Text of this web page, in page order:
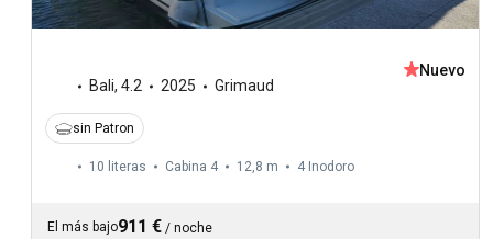
Bali, 4.2 2025 Grimaud
Nuevo
sin Patron
10 literas Cabina 4 12,8 m 4 Inodoro
El más bajo911 € / noche